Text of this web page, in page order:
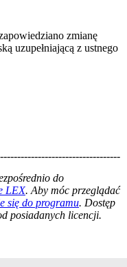
zmianę
uzupełniającą z ustnego
do
LEX. Aby móc przeglądać
się do programu. Dostęp
posiadanych licencji.